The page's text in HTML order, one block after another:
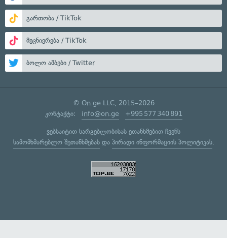
გართობა / TikTok
მეცნიერება / TikTok
ბოლო ამბები / Twitter
© On.ge LLC, 2015–2026
კონტაქტი: info@on.ge +995 577 340 891
ვებსაიტით სარგებლობისას ეთანხმებით ჩვენს
სამომხმარებლო შეთანხმებასდა პირადი ინფორმაციის პოლიტიკას.